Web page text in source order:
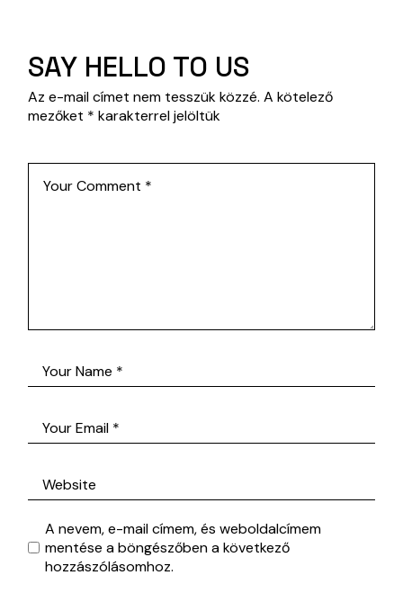
SAY HELLO TO US
Az e-mail címet nem tesszük közzé. A kötelező
mezőket * karakterrel jelöltük
A nevem, e-mail címem, és weboldalcímem
mentése a böngészőben a következő
hozzászólásomhoz.